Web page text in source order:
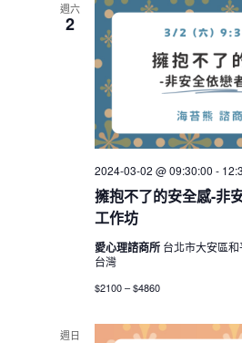
週六
2
擁抱不了的安全感-非
工作坊
2024-03-02 @ 09:30:00 -
愛心理諮商所 台北市大安區
台灣
$2100 – $4860
週日